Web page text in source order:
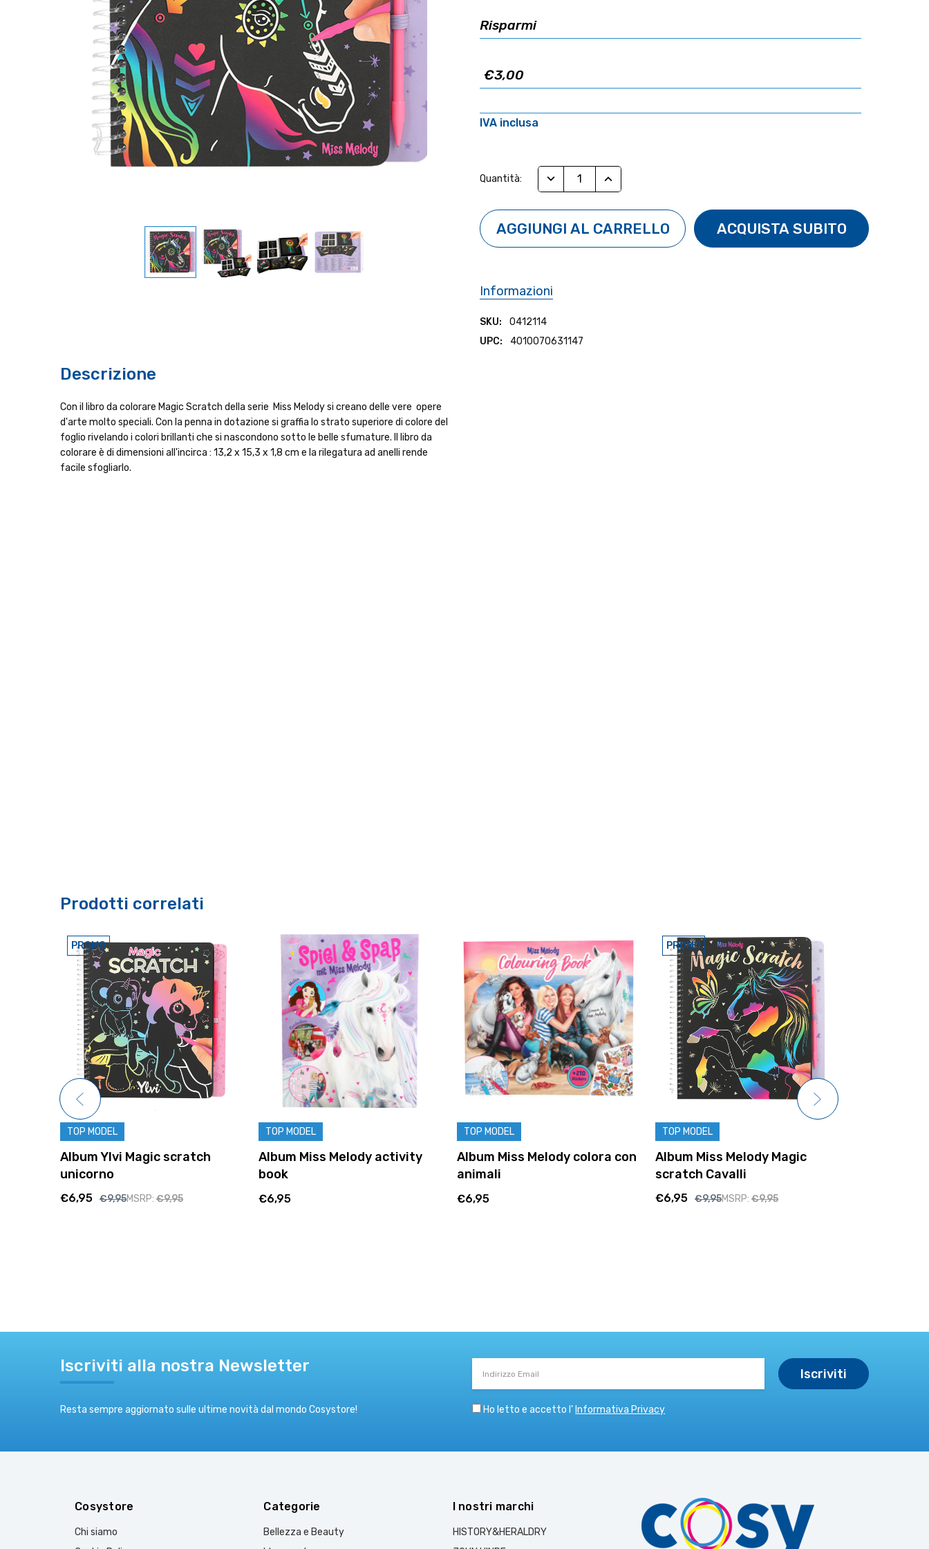
Risparmi
€3,00
IVA inclusa
Attuale:
Quantità: RIDUCI QUANTITÀ:AUMENTA QUANTITÀ:
Informazioni
SKU:
0412114
UPC:
4010070631147
Descrizione
Con il libro da colorare Magic Scratch della serie Miss Melody si creano delle vere opere
d'arte molto speciali. Con la penna in dotazione si graffia lo strato superiore di colore del
foglio rivelando i colori brillanti che si nascondono sotto le belle sfumature. Il libro da
colorare è di dimensioni all'incirca : 13,2 x 15,3 x 1,8 cm e la rilegatura ad anelli rende
facile sfogliarlo.
Prodotti correlati
PROMO
TOP MODEL
Album Ylvi Magic scratch
unicorno
€6,95 €9,95MSRP: €9,95
TOP MODEL
Album Miss Melody activity
book
€6,95
TOP MODEL
Album Miss Melody colora con
animali
€6,95
PROMO
TOP MODEL
Album Miss Melody Magic
scratch Cavalli
€6,95 €9,95MSRP: €9,95
Iscriviti alla nostra Newsletter
Resta sempre aggiornato sulle ultime novità dal mondo Cosystore!
Email
Ho letto e accetto l’ Informativa Privacy
Cosystore
Chi siamo
Categorie
Bellezza e Beauty
I nostri marchi
HISTORY&HERALDRY